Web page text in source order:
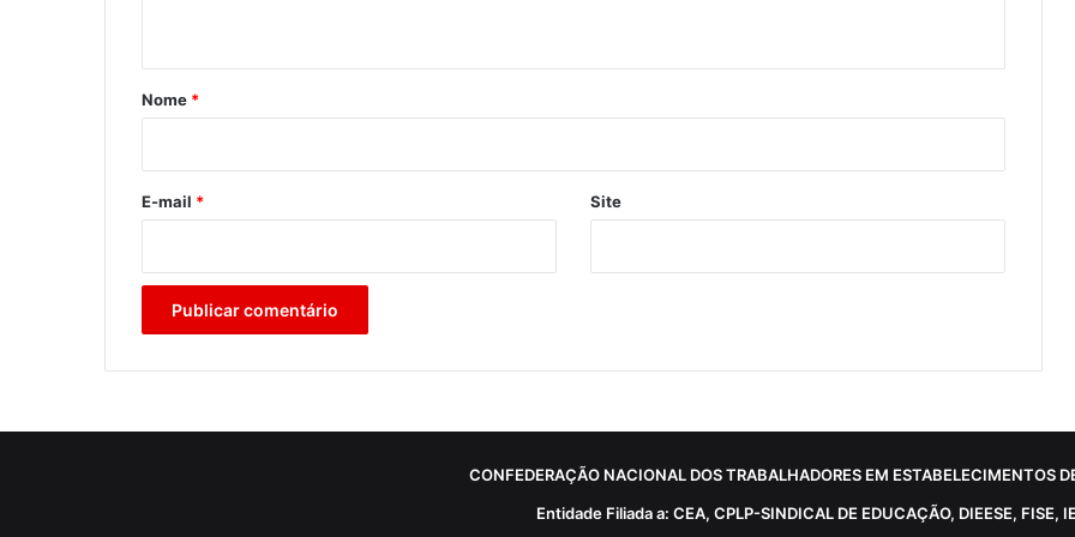
r
*
Nome *
E-mail * Site
CONFEDERAÇÃO NACIONAL DOS TRABALHADORES EM ESTABELECIMENTOS
Entidade Filiada a: CEA, CPLP-SINDICAL DE EDUCAÇÃO, DIEESE, FISE,